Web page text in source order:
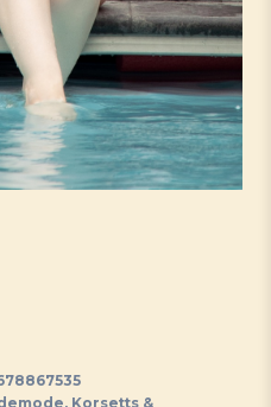
, Korsetts &